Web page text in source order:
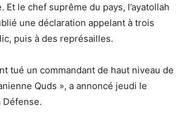
Et le chef suprême du pays, l’ayatollah
une déclaration appelant à trois
puis à des représailles.
tué un commandant de haut niveau de
Quds », a annoncé jeudi le